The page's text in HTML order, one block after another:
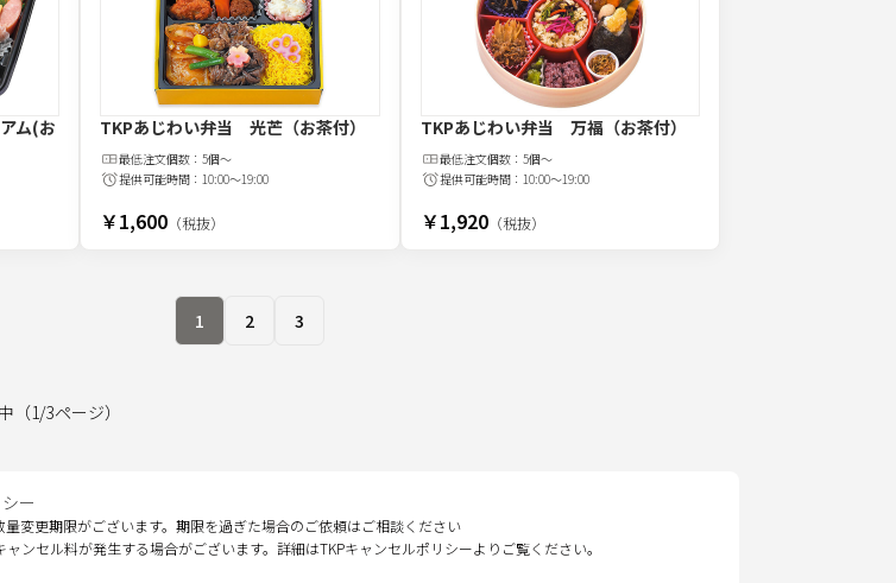
ム(お
TKPあじわい弁当 光芒（お茶付）
最低注文個数：5個～
提供可能時間：10:00～19:00
￥1,600 （税抜）
TKPあじわい弁当 万福（お茶付）
最低注文個数： 5個～
提供可能時間： 10:00～19:00
￥1,920（税抜）
1 2 3
（1/3ページ）
ー
変更期限がございます。期限を過ぎた場合のご依頼はご相談ください
ンセル料が発生する場合がございます。詳細はTKPキャンセルポリシーよりご覧ください。